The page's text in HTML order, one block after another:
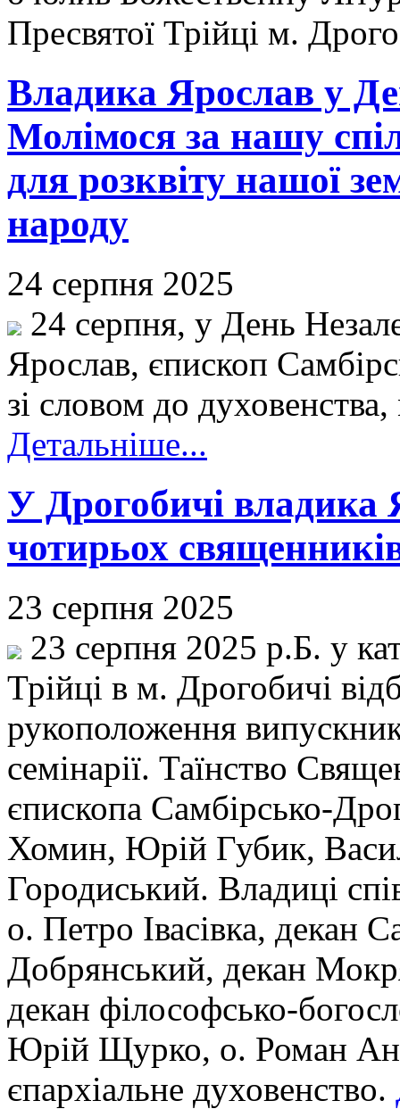
Пресвятої Трійці м.
Владика Ярослав у
Молімося за нашу
для розквіту нашої
народу
24 серпня 2025
24 серпня, у День
Ярослав, єпископ
зі словом до
Детальніше...
У Дрогобичі владика
чотирьох
23 серпня 2025
23 серпня 2025 р.Б. у
Трійці в м. Дрогобичі
рукоположення
семінарії. Таїнство
єпископа Самбірсько-
Хомин, Юрій Губик,
Городиський. Владиці
о. Петро Івасівка, декан
Добрянський, декан
декан філософсько-
Юрій Щурко, о. Роман
єпархіальне духовенство.